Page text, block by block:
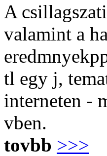
A
valamint a
tl egy j,
interneten -
vben.
tovbb >>>